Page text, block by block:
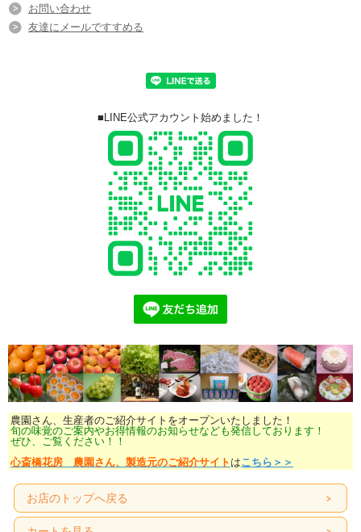
お問い合わせ
友達にメールですすめる
■LINE公式アカウント始めました！
農園さん、生産者のご紹介サイトをオープンいたしました！
旬の味覚のご案内やお得情報のお知らせなども発信しております！
ぜひ、ご覧ください！！
心斎橋花房 農園さん、製造元のご紹介サイト はこちら＞＞
お店のトップへ戻る